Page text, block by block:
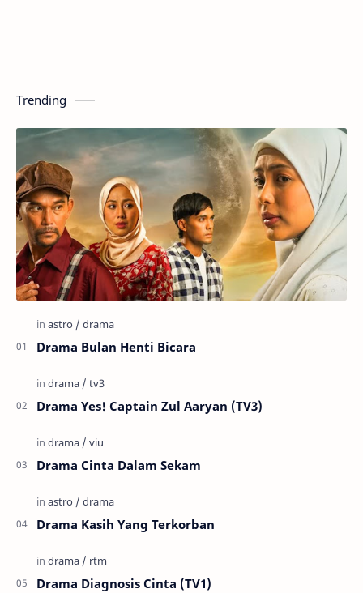
Trending
Drama Bulan Henti Bicara
Drama Yes! Captain Zul Aaryan (TV3)
Drama Cinta Dalam Sekam
Drama Kasih Yang Terkorban
Drama Diagnosis Cinta (TV1)